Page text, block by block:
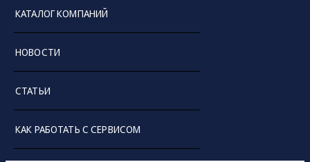
КАТАЛОГ КОМПАНИЙ
НОВОСТИ
СТАТЬИ
КАК РАБОТАТЬ С СЕРВИСОМ